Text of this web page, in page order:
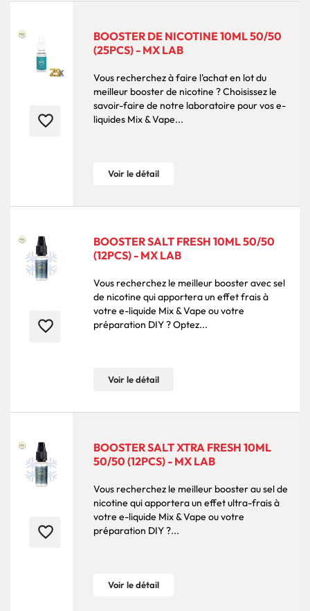
favorite_border
BOOSTER DE NICOTINE 10ML 50/50
(25PCS) - MX LAB
Vous recherchez à faire l'achat en lot du
meilleur booster de nicotine ? Choisissez le
savoir-faire de notre laboratoire pour vos e-
liquides Mix & Vape...
Voir le détail
favorite_border
BOOSTER SALT FRESH 10ML 50/50
(12PCS) - MX LAB
Vous recherchez le meilleur booster avec sel
de nicotine qui apportera un effet frais à
votre e-liquide Mix & Vape ou votre
préparation DIY ? Optez...
Voir le détail
favorite_border
BOOSTER SALT XTRA FRESH 10ML
50/50 (12PCS) - MX LAB
Vous recherchez le meilleur booster au sel de
nicotine qui apportera un effet ultra-frais à
votre e-liquide Mix & Vape ou votre
préparation DIY ?...
Voir le détail